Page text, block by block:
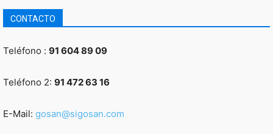
CONTACTO
Teléfono : 91 604 89 09
Teléfono 2: 91 472 63 16
E-Mail: gosan@sigosan.com